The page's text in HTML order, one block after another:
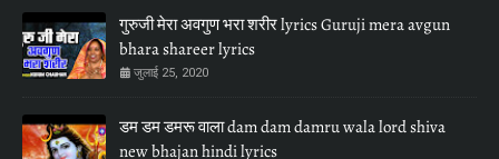
गुरुजी मेरा अवगुण भरा शरीर lyrics Guruji mera avgun
bhara shareer lyrics
जुलाई 25, 2020
डम डम डमरू वाला dam dam damru wala lord shiva
new bhajan hindi lyrics